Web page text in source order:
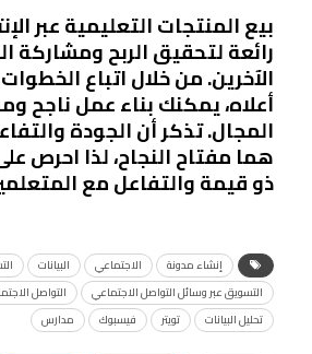
بيع المنتجات التعليمية عبر
رائعة لتحقيق الربح ومشاركة
الآخرين. من خلال اتباع
أعلاه، يمكنك بناء عمل ناجح
المجال. تذكر أن الجودة
هما مفتاح النجاح، لذا احرص
ذو قيمة والتفاعل مع
إنشاء مدونة الاجتماعي البيانات
التسويق عبر وسائل التواصل الاجتماعي
التواصل
تحليل البيانات
تويتر فيسبوك مدارس